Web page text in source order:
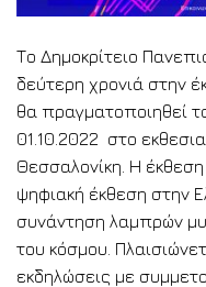
Το Δημοκρίτειο
δεύτερη χρονιά στην
θα πραγματοποιηθεί
01.10.2022 στο
Θεσσαλονίκη. Η
ψηφιακή έκθεση στην
συνάντηση λαμπρών
του κόσμου.
εκδηλώσεις με